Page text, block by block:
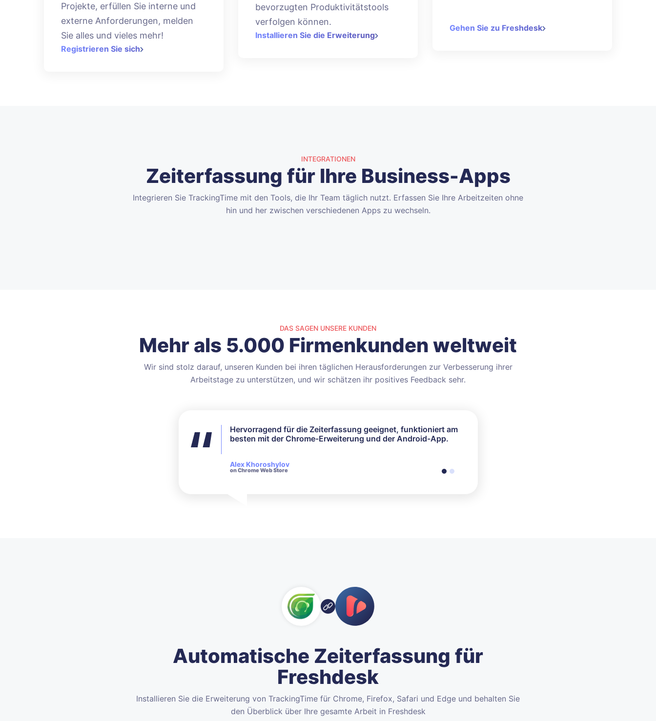
Projekte, erfüllen Sie interne und
externe Anforderungen, melden
Sie alles und vieles mehr!
Registrieren Sie sich
bevorzugten Produktivitätstools
verfolgen können.
Installieren Sie die Erweiterung
Gehen Sie zu Freshdesk
INTEGRATIONEN
Zeiterfassung für Ihre Business-Apps
Integrieren Sie TrackingTime mit den Tools, die Ihr Team täglich nutzt. Erfassen Sie Ihre Arbeitzeiten ohne
hin und her zwischen verschiedenen Apps zu wechseln.
DAS SAGEN UNSERE KUNDEN
Mehr als 5.000 Firmenkunden weltweit
Wir sind stolz darauf, unseren Kunden bei ihren täglichen Herausforderungen zur Verbesserung ihrer
Arbeitstage zu unterstützen, und wir schätzen ihr positives Feedback sehr.
Hervorragend für die Zeiterfassung geeignet, funktioniert am
besten mit der Chrome-Erweiterung und der Android-App.
Alex Khoroshylov
on Chrome Web Store
Ich habe nicht alle verfügbaren Funktionen genutzt, aber für
meine Bedürfnisse hat es perfekt funktioniert. Ihr
Salvador Carranza
Automatische Zeiterfassung für
Freshdesk
Installieren Sie die Erweiterung von TrackingTime für Chrome, Firefox, Safari und Edge und behalten Sie
den Überblick über Ihre gesamte Arbeit in Freshdesk